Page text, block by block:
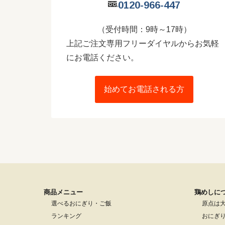
0120-966-447
（受付時間：9時～17時）
上記ご注文専用フリーダイヤルからお気軽
にお電話ください。
始めてお電話される方
商品メニュー
選べるおにぎり・ご飯
ランキング
鶏めしに
原点は
おにぎ